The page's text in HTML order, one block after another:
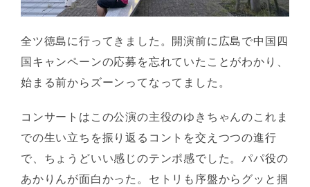
全ツ徳島に行ってきました。開演前に広島で中国四
国キャンペーンの応募を忘れていたことがわかり、
始まる前からズーンってなってました。
コンサートはこの公演の主役のゆきちゃんのこれま
での生い立ちを振り返るコントを交えつつの進行
で、ちょうどいい感じのテンポ感でした。パパ役の
あかりんが面白かった。セトリも序盤からグッと掴